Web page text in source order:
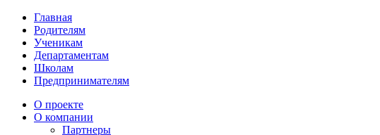
Главная
Родителям
Ученикам
Департаментам
Школам
Предпринимателям
О проекте
О компании
Партнеры